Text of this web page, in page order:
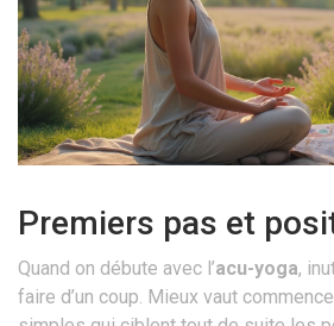
Premiers pas et
Quand on débute avec l’acu-yoga,
faire d’un coup. Mieux vaut